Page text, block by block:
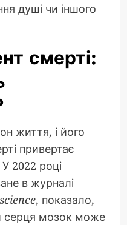
душі чи іншого
смерті:
життя, і його
привертає
2022 році
в журналі
, показало,
серця мозок може